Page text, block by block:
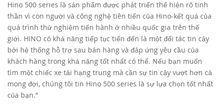
TUYỂN DỤNG
Hino 500 series là sản phẩm được phát triển thể hiện rõ tinh
thần vì con người và công nghệ tiên tiến của Hino-kết quả của
quá trình thử nghiệm tiến hành ở nhiều quốc gia trên thế
giới. HINO có khả năng tiếp tục tiến đến là một đối tác tin cậy
bởi hệ thống hỗ trợ sau bán hàng và đáp ứng yêu cầu của
khách hàng trong khả năng tốt nhất có thể. Nếu bạn muốn
tìm một chiếc xe tải hạng trung mà cần sự tin cậy vượt hơn cả
mong đợi, chúng tôi tin Hino 500 series là sự lựa chọn tốt nhất
của bạn.”